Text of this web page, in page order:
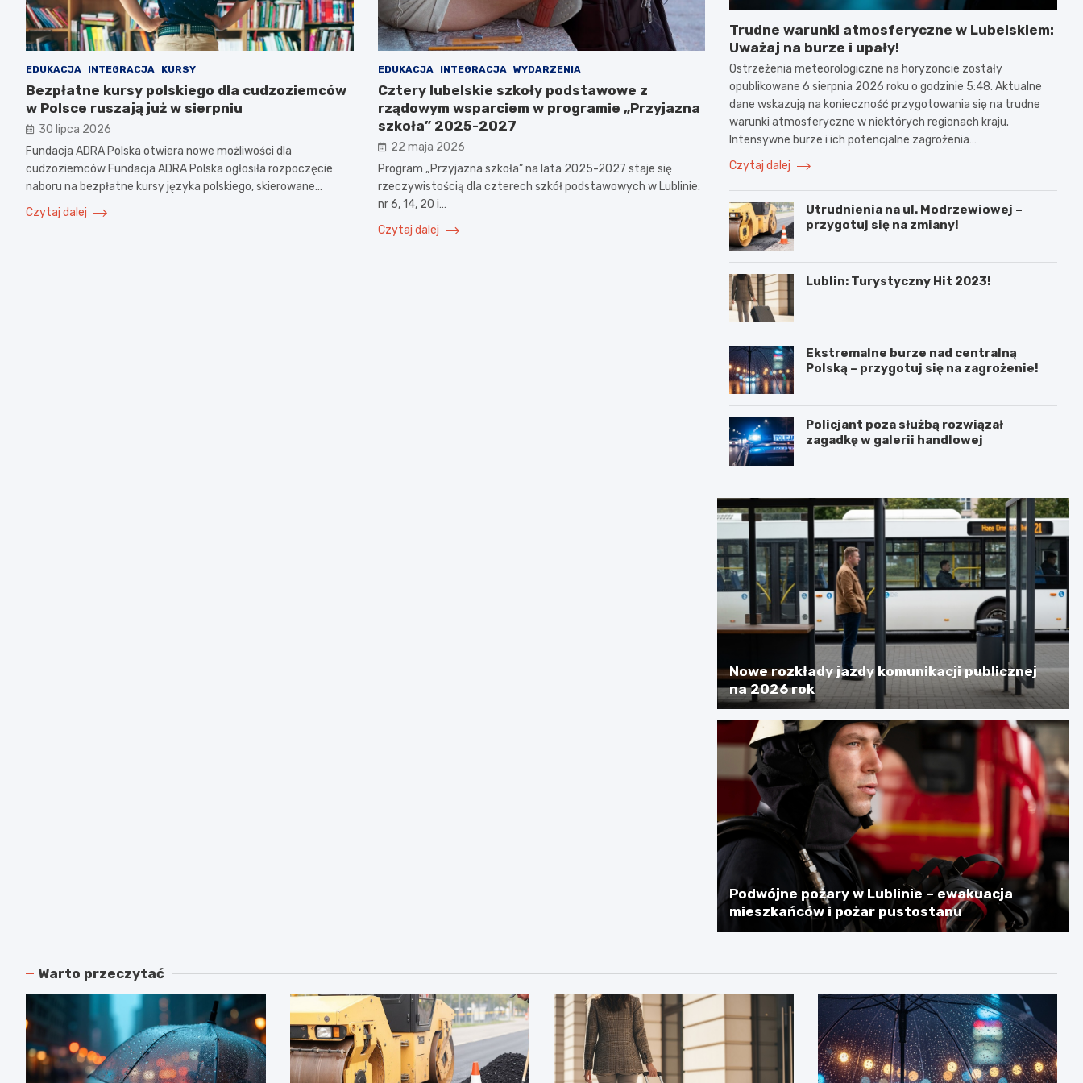
EDUKACJA INTEGRACJA KURSY
Bezpłatne kursy polskiego dla cudzoziemców
w Polsce ruszają już w sierpniu
30 lipca 2026
Fundacja ADRA Polska otwiera nowe możliwości dla
cudzoziemców Fundacja ADRA Polska ogłosiła rozpoczęcie
naboru na bezpłatne kursy języka polskiego, skierowane…
Czytaj dalej
EDUKACJA INTEGRACJA WYDARZENIA
Cztery lubelskie szkoły podstawowe z
rządowym wsparciem w programie „Przyjazna
szkoła” 2025-2027
22 maja 2026
Program „Przyjazna szkoła” na lata 2025-2027 staje się
rzeczywistością dla czterech szkół podstawowych w Lublinie:
nr 6, 14, 20 i…
Czytaj dalej
Trudne warunki atmosferyczne w Lubelskiem:
Uważaj na burze i upały!
Ostrzeżenia meteorologiczne na horyzoncie zostały
opublikowane 6 sierpnia 2026 roku o godzinie 5:48. Aktualne
dane wskazują na konieczność przygotowania się na trudne
warunki atmosferyczne w niektórych regionach kraju.
Intensywne burze i ich potencjalne zagrożenia…
Czytaj dalej
Utrudnienia na ul. Modrzewiowej –
przygotuj się na zmiany!
Lublin: Turystyczny Hit 2023!
Ekstremalne burze nad centralną
Polską – przygotuj się na zagrożenie!
Policjant poza służbą rozwiązał
zagadkę w galerii handlowej
Nowe rozkłady jazdy komunikacji publicznej
na 2026 rok
Podwójne pożary w Lublinie – ewakuacja
mieszkańców i pożar pustostanu
Warto przeczytać